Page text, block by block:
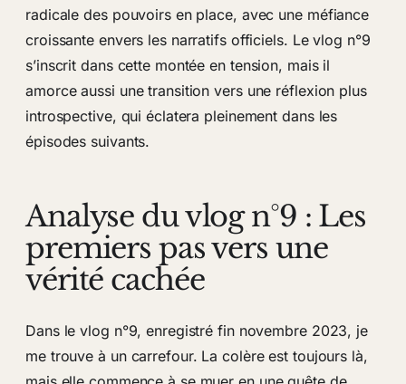
radicale des pouvoirs en place, avec une méfiance
croissante envers les narratifs officiels. Le vlog n°9
s’inscrit dans cette montée en tension, mais il
amorce aussi une transition vers une réflexion plus
introspective, qui éclatera pleinement dans les
épisodes suivants.
Analyse du vlog n°9 : Les
premiers pas vers une
vérité cachée
Dans le vlog n°9, enregistré fin novembre 2023, je
me trouve à un carrefour. La colère est toujours là,